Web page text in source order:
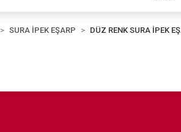
SURA İPEK EŞARP DÜZ RENK SURA İPEK